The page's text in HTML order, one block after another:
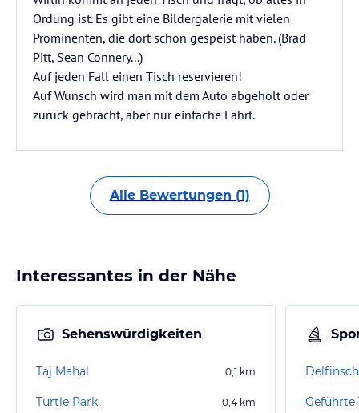
Ordung ist. Es gibt eine Bildergalerie mit vielen
Prominenten, die dort schon gespeist haben. (Brad
Pitt, Sean Connery...)
Auf jeden Fall einen Tisch reservieren!
Auf Wunsch wird man mit dem Auto abgeholt oder
zurück gebracht, aber nur einfache Fahrt.
Alle Bewertungen (1)
Interessantes in der Nähe
Sehenswürdigkeiten
Taj Mahal 0,1 km
Turtle Park 0,4 km